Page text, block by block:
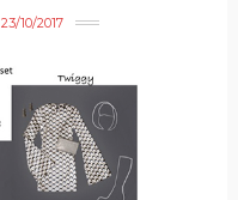
23/10/2017